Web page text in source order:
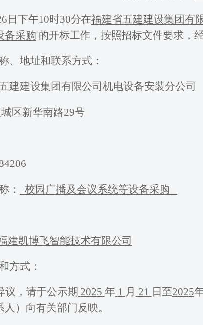
日 下午10时30分在福建省五建建设集团有
备采购 的开标工作，按照招标文件要求，
、地址和联系方式：
建建设集团有限公司 机电设备安装分公司
区新华南路29号
： 校园广播及会议系统等设备采购
建凯博飞智能技术有限公司
方式：
议，请于公示期 2025 年 1 月 21 日至2025
）向有关部门反映。